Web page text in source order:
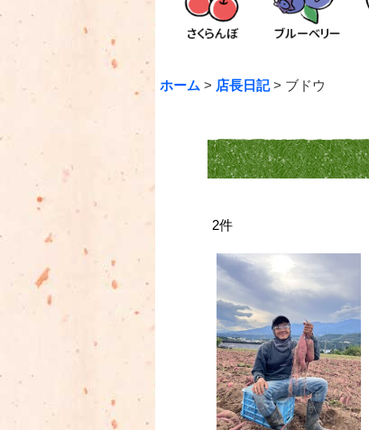
ホーム > 店長日記 > ブドウ
2件